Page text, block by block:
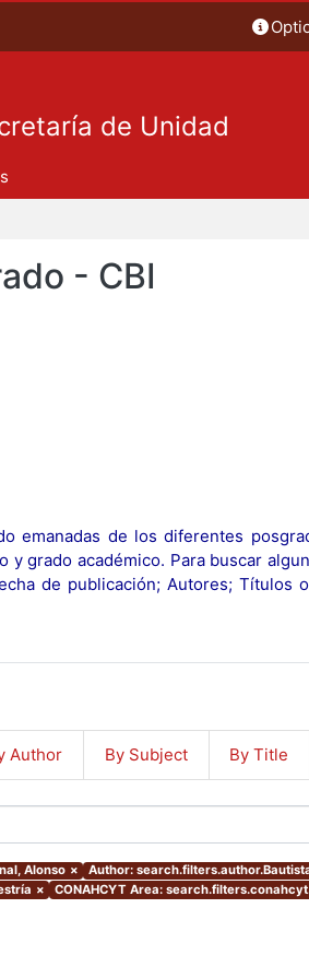
de Unidad
- CBI
emanadas de los diferentes
grado académico. Para buscar
de publicación; Autores; Títulos
Author By Subject By Title
Alonso × Author:
× CONAHCYT Area: